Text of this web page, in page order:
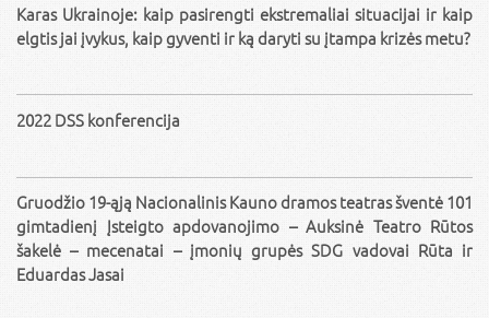
Karas Ukrainoje: kaip pasirengti ekstremaliai situacijai ir kaip
elgtis jai įvykus, kaip gyventi ir ką daryti su įtampa krizės metu?
2022 DSS konferencija
Gruodžio 19-ąją Nacionalinis Kauno dramos teatras šventė 101
gimtadienį Įsteigto apdovanojimo – Auksinė Teatro Rūtos
šakelė – mecenatai – įmonių grupės SDG vadovai Rūta ir
Eduardas Jasai